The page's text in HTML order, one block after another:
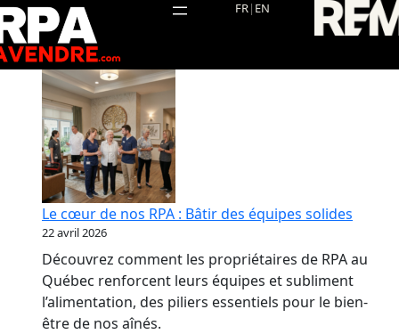
Aller
au
contenu
FR| EN
Le cœur de nos RPA : Bâtir des équipes solides
22 avril 2026
Découvrez comment les propriétaires de RPA au
Québec renforcent leurs équipes et subliment
l’alimentation, des piliers essentiels pour le bien-
être de nos aînés.